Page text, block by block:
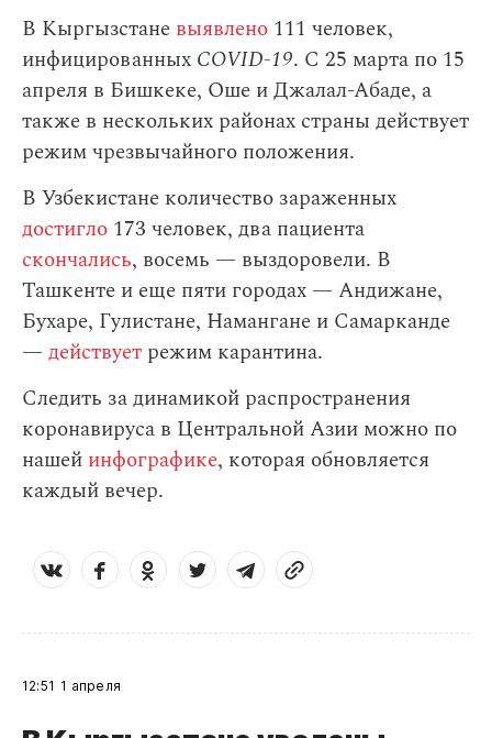
В Кыргызстане выявлено 111 человек,
инфицированных COVID-19. С 25 марта по 15
апреля в Бишкеке, Оше и Джалал-Абаде, а
также в нескольких районах страны действует
режим чрезвычайного положения.
В Узбекистане количество зараженных
достигло 173 человек, два пациента
скончались, восемь — выздоровели. В
Ташкенте и еще пяти городах — Андижане,
Бухаре, Гулистане, Намангане и Самарканде
— действует режим карантина.
Следить за динамикой распространения
коронавируса в Центральной Азии можно по
нашей инфографике, которая обновляется
каждый вечер.
12:51 1 апреля